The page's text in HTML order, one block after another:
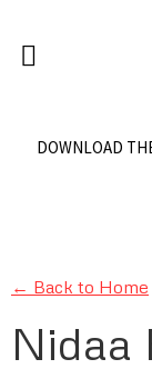
DOWNLOAD
← Back to Home
Nidaa